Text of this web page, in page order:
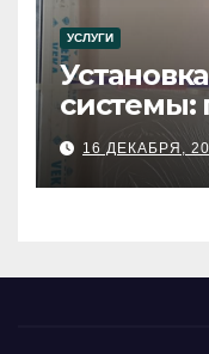
УСЛУГИ
системы:
16 ДЕКАБРЯ,